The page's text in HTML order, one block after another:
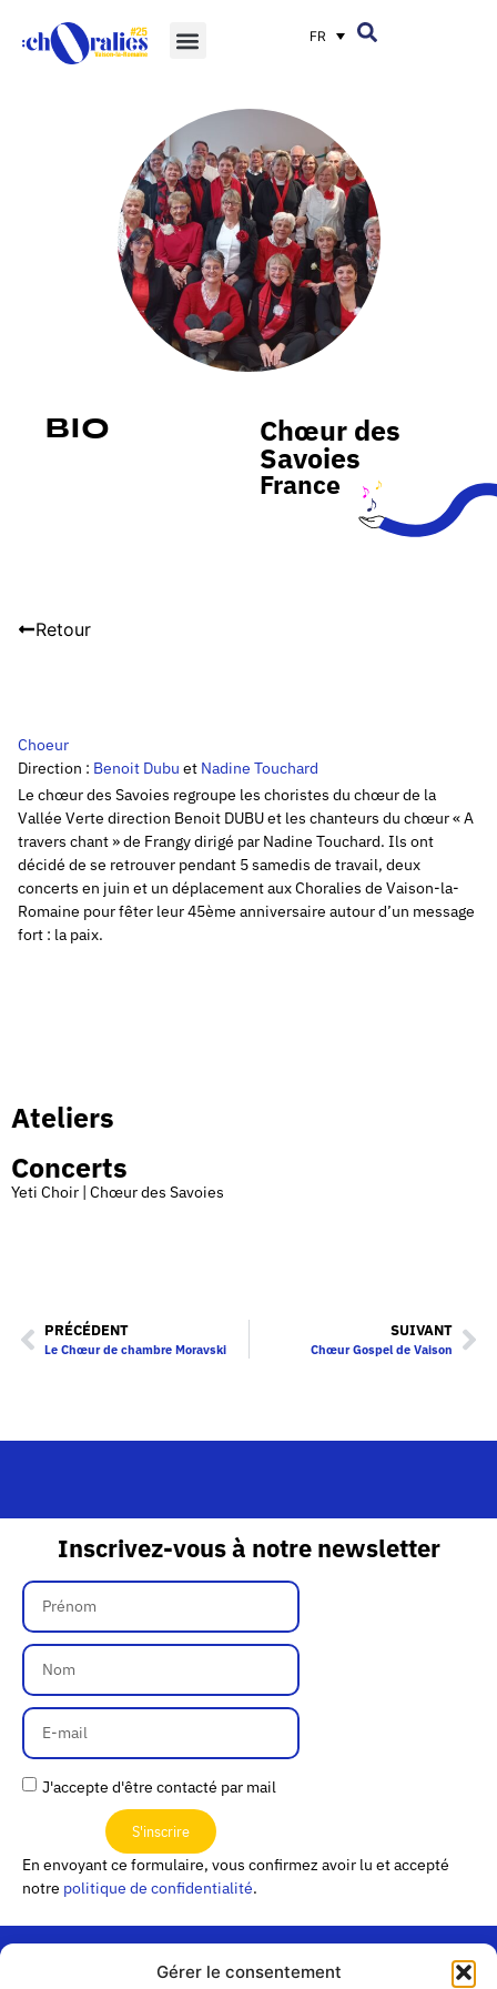
Gérer le consentement
FR
Bio Chœur des
Savoies
France
Retour
Choeur
Direction : Benoit Dubu et Nadine Touchard
Le chœur des Savoies regroupe les choristes du chœur de la
Vallée Verte direction Benoit DUBU et les chanteurs du chœur « A
travers chant » de Frangy dirigé par Nadine Touchard. Ils ont
décidé de se retrouver pendant 5 samedis de travail, deux
concerts en juin et un déplacement aux Choralies de Vaison-la-
Romaine pour fêter leur 45ème anniversaire autour d’un message
fort : la paix.
Ateliers
Concerts
Yeti Choir | Chœur des Savoies
PRÉCÉDENT
Le Chœur de chambre Moravski
SUIVANT
Chœur Gospel de Vaison
Inscrivez-vous à notre newsletter
J'accepte d'être contacté par mail
S'inscrire
En envoyant ce formulaire, vous confirmez avoir lu et accepté
notre politique de confidentialité.